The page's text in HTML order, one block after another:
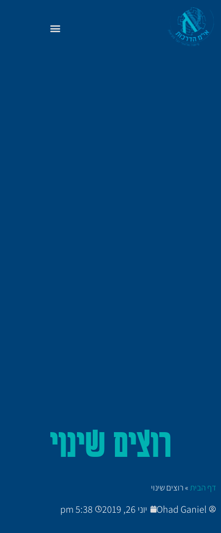
רוצים שינוי
דף הבית»רוצים שינוי
Ohad Ganiel יוני 26, 2019 5:38 pm